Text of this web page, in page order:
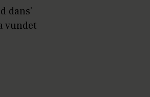
dans'
vundet